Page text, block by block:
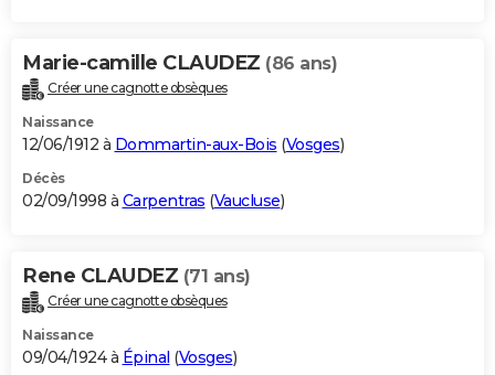
Marie-camille CLAUDEZ (86 ans)
Créer une cagnotte obsèques
Naissance
12/06/1912 à Dommartin-aux-Bois (Vosges)
Décès
02/09/1998 à Carpentras (Vaucluse)
Rene CLAUDEZ (71 ans)
Créer une cagnotte obsèques
Naissance
09/04/1924 à Épinal (Vosges)